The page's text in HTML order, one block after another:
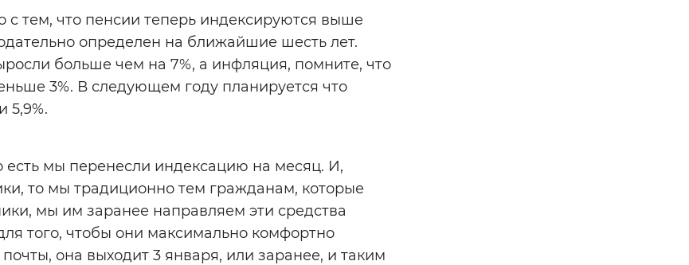
тем, что пенсии теперь индексируются выше
определен на ближайшие шесть лет.
больше чем на 7%, а инфляция, помните, что
3%. В следующем году планируется что
5,9%.
есть мы перенесли индексацию на месяц. И,
то мы традиционно тем гражданам, которые
мы им заранее направляем эти средства
того, чтобы они максимально комфортно
она выходит 3 января, или заранее, и таким